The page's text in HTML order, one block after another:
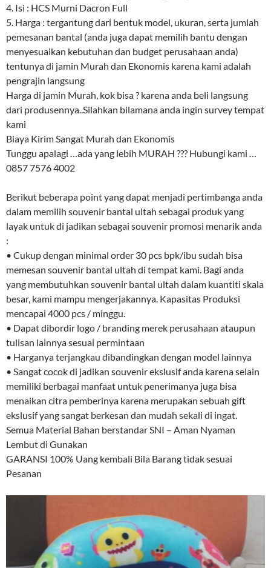
4. Isi : HCS Murni Dacron Full
5. Harga : tergantung dari bentuk model, ukuran, serta jumlah
pemesanan bantal (anda juga dapat memilih bantu dengan
menyesuaikan kebutuhan dan budget perusahaan anda)
tentunya di jamin Murah dan Ekonomis karena kami adalah
pengrajin langsung
Harga di jamin Murah, kok bisa ? karena anda beli langsung
dari produsennya..Silahkan bilamana anda ingin survey tempat
kami
Biaya Kirim Sangat Murah dan Ekonomis
Tunggu apalagi …ada yang lebih MURAH ??? Hubungi kami …
0857 7576 4002
Berikut beberapa point yang dapat menjadi pertimbanga anda
dalam memilih souvenir bantal ultah sebagai produk yang
layak untuk di jadikan sebagai souvenir promosi menarik anda
:
• Cukup dengan minimal order 30 pcs bpk/ibu sudah bisa
memesan souvenir bantal ultah di tempat kami. Bagi anda
yang membutuhkan souvenir bantal ultah dalam kuantiti skala
besar, kami mampu mengerjakannya. Kapasitas Produksi
mencapai 4000 pcs / minggu.
• Dapat dibordir logo / branding merek perusahaan ataupun
tulisan lainnya sesuai permintaan
• Harganya terjangkau dibandingkan dengan model lainnya
• Sangat cocok di jadikan souvenir ekslusif anda karena selain
memiliki berbagai manfaat untuk penerimanya juga bisa
menaikan citra pemberinya karena merupakan sebuah gift
ekslusif yang sangat berkesan dan mudah sekali di ingat.
Semua Material Bahan berstandar SNI – Aman Nyaman
Lembut di Gunakan
GARANSI 100% Uang kembali Bila Barang tidak sesuai
Pesanan